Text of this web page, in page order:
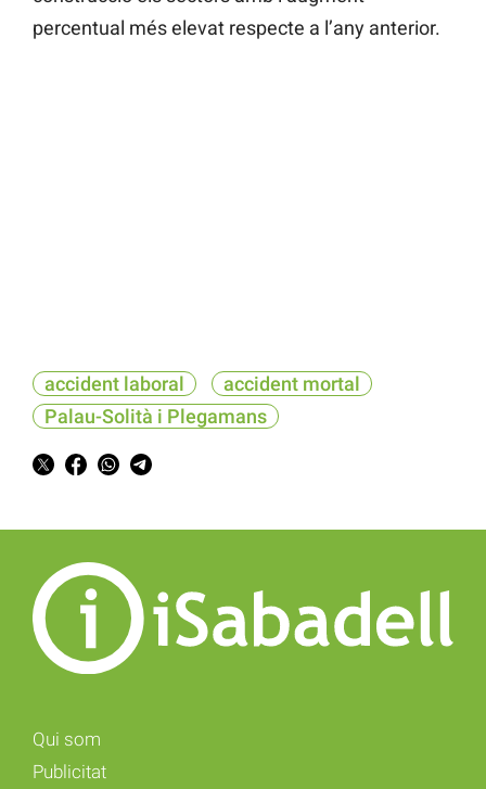
percentual més elevat respecte a l’any anterior.
accident laboral
accident mortal
Palau-Solità i Plegamans
Qui som
Publicitat